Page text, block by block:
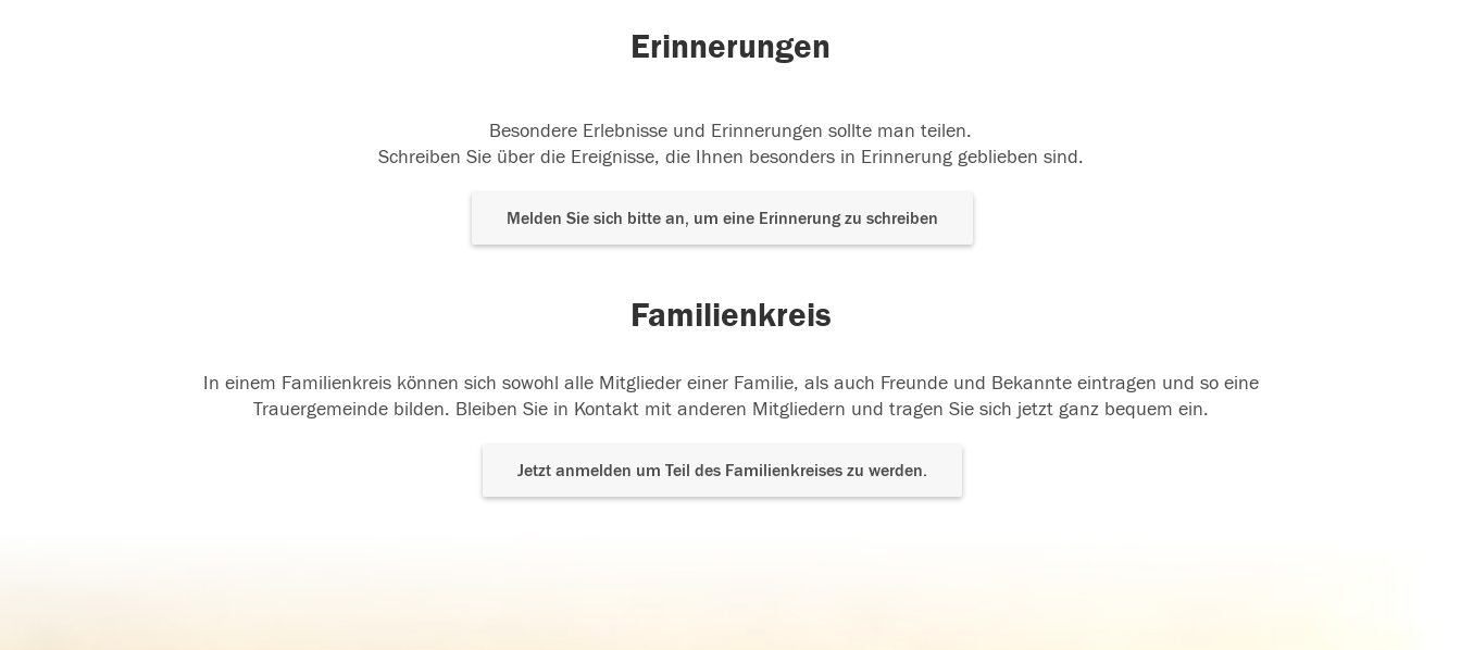
Erinnerungen
Besondere Erlebnisse und Erinnerungen sollte man teilen.
Schreiben Sie über die Ereignisse, die Ihnen besonders in Erinnerung geblieben sind.
Melden Sie sich bitte an, um eine Erinnerung zu schreiben
Familienkreis
In einem Familienkreis können sich sowohl alle Mitglieder einer Familie, als auch Freunde und Bekannte eintragen und so eine
Trauergemeinde bilden. Bleiben Sie in Kontakt mit anderen Mitgliedern und tragen Sie sich jetzt ganz bequem ein.
Jetzt anmelden um Teil des Familienkreises zu werden.